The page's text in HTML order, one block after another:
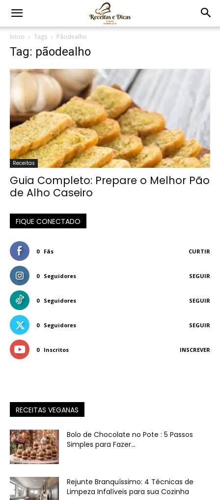
Início Tags Pãodealho
Tag: pãodealho
Receitas
Guia Completo: Prepare o Melhor Pão
de Alho Caseiro
FIQUE CONECTADO
0 Fãs CURTIR
0 Seguidores SEGUIR
0 Seguidores SEGUIR
0 Seguidores SEGUIR
0 Inscritos INSCREVER
RECEITAS VEGANAS
Bolo de Chocolate no Pote : 5 Passos
Simples para Fazer...
Rejunte Branquíssimo: 4 Técnicas de
Limpeza Infalíveis para sua Cozinha